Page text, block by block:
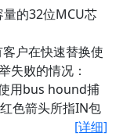
的32位MCU芯
户在快速替换使
失败的情况：
用bus hound捕
色箭头所指IN包
[详细]